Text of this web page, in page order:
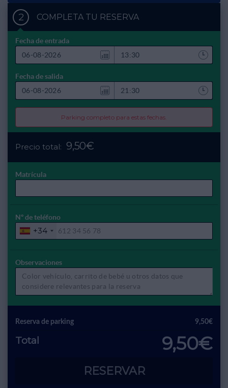
2 COMPLETA TU RESERVA
Fecha de entrada
Fecha de salida
Parking completo para estas fechas.
Precio total: 9,50€
Matrícula
Nº de teléfono
+34
Observaciones
Reserva de parking 9,50€
Total 9,50€
RESERVAR